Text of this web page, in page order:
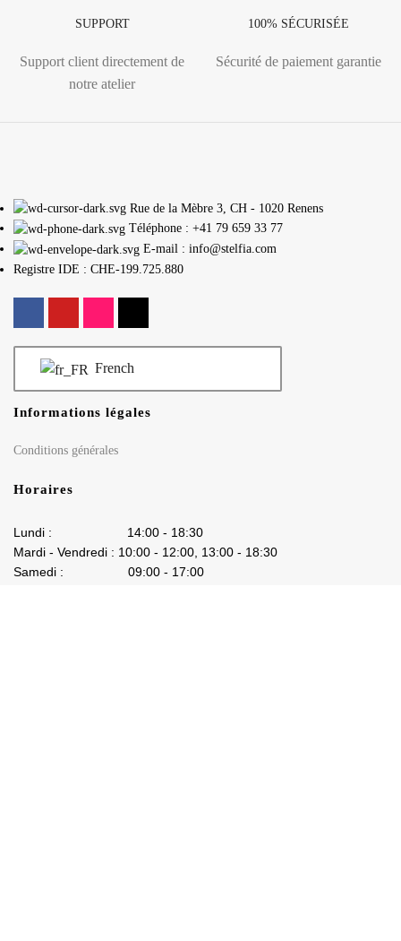
SUPPORT
Support client directement de
notre atelier
100% SÉCURISÉE
Sécurité de paiement garantie
Rue de la Mèbre 3, CH - 1020 Renens
Téléphone : +41 79 659 33 77
E-mail : info@stelfia.com
Registre IDE : CHE-199.725.880
French
Informations légales
Conditions générales
Horaires
Lundi : 14:00 - 18:30
Mardi - Vendredi : 10:00 - 12:00, 13:00 - 18:30
Samedi : 09:00 - 17:00